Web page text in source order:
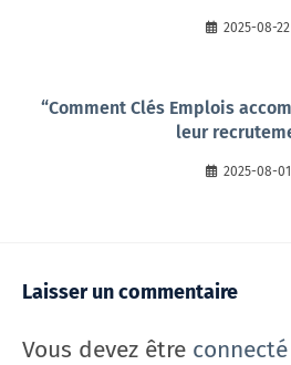
2025-08-22
“Comment Clés Emplois
leur
2025-08-01
Laisser un commentaire
Vous devez être connecté